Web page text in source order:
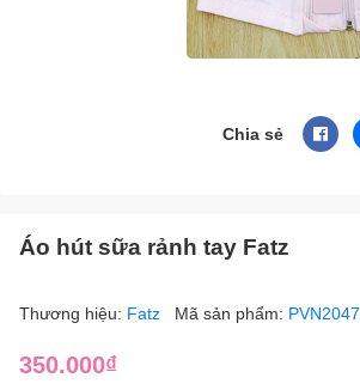
Chia sẻ
Áo hút sữa rảnh tay Fatz
Thương hiệu: Fatz Mã sản phẩm: PVN2047
350.000₫